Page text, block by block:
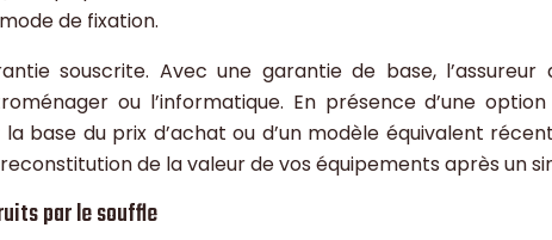
de fixation.
souscrite. Avec une garantie de base,
ou l’informatique. En présence d’une
base du prix d’achat ou d’un modèle équivalent
de la valeur de vos équipements après un
par le souffle